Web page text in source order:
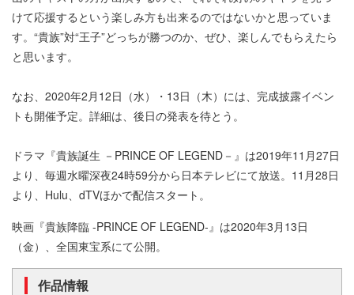
けて応援するという楽しみ方も出来るのではないかと思っていま
す。“貴族”対“王子”どっちが勝つのか、ぜひ、楽しんでもらえたら
と思います。
なお、2020年2月12日（水）・13日（木）には、完成披露イベン
トも開催予定。詳細は、後日の発表を待とう。
ドラマ『貴族誕生 －PRINCE OF LEGEND－』は2019年11月27日
より、毎週水曜深夜24時59分から日本テレビにて放送。11月28日
より、Hulu、dTVほかで配信スタート。
映画『貴族降臨 -PRINCE OF LEGEND-』は2020年3月13日
（金）、全国東宝系にて公開。
作品情報